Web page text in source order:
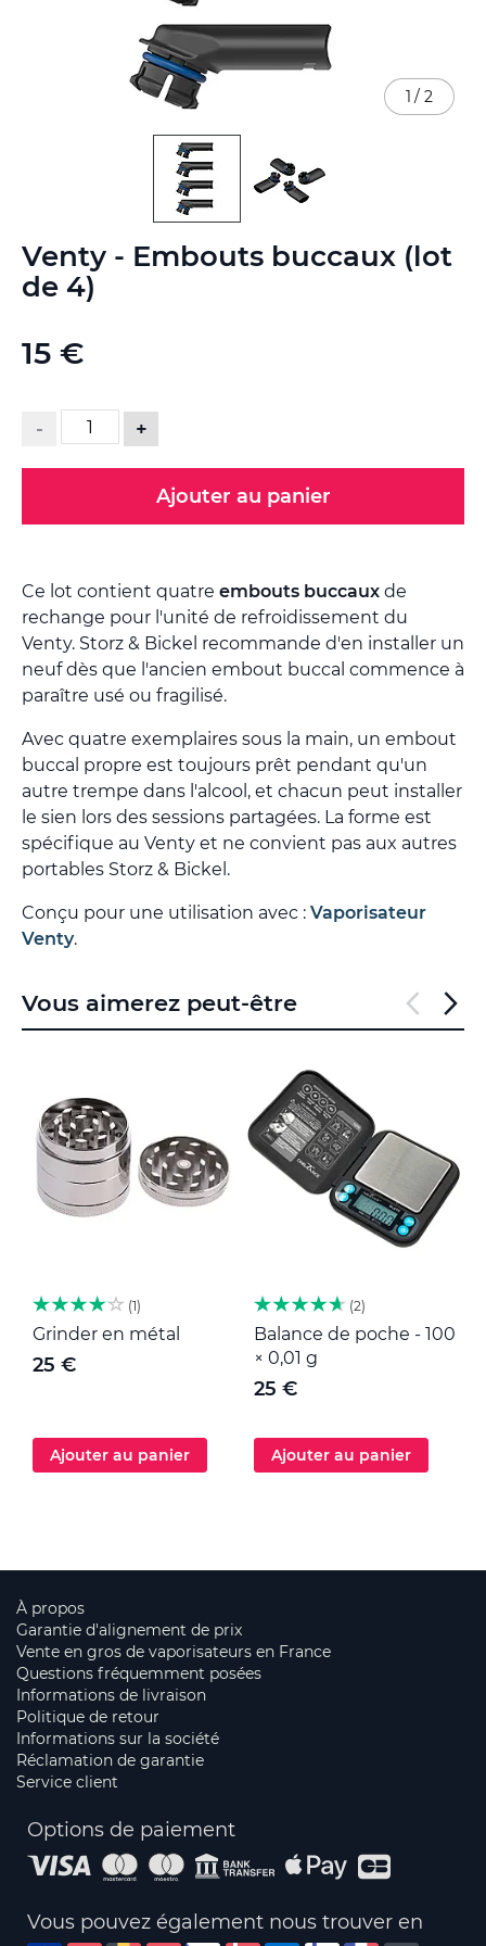
Venty - Embouts buccaux (lot
de 4)
15 €
- +
Ajouter au panier
Ce lot contient quatre embouts buccaux de
rechange pour l'unité de refroidissement du
Venty. Storz & Bickel recommande d'en installer un
neuf dès que l'ancien embout buccal commence à
paraître usé ou fragilisé.
Avec quatre exemplaires sous la main, un embout
buccal propre est toujours prêt pendant qu'un
autre trempe dans l'alcool, et chacun peut installer
le sien lors des sessions partagées. La forme est
spécifique au Venty et ne convient pas aux autres
portables Storz & Bickel.
Conçu pour une utilisation avec : Vaporisateur
Venty.
1 / 2
to
the
beginning
the
images
Vous aimerez peut-être
1
Grinder en métal
25 €
Ajouter au panier
2
Balance de poche - 100
× 0,01 g
25 €
Ajouter au panier
À propos
Garantie d'alignement de prix
Vente en gros de vaporisateurs en France
Questions fréquemment posées
Informations de livraison
Politique de retour
Informations sur la société
Réclamation de garantie
Service client
Options de paiement
Vous pouvez également nous trouver en